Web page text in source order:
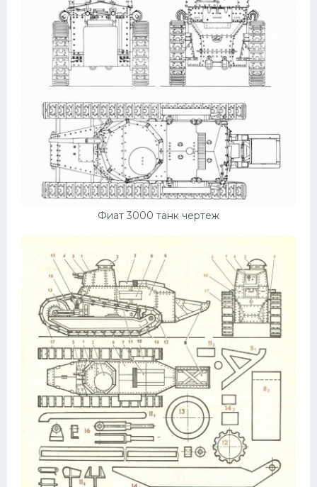
Фиат 3000 танк чертеж